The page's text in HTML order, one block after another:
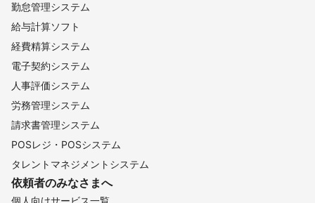
勤怠管理システム
給与計算ソフト
経費精算システム
電子契約システム
人事評価システム
労務管理システム
請求書管理システム
POSレジ・POSシステム
タレントマネジメントシステム
依頼者のみなさまへ
個人向けサービス一覧